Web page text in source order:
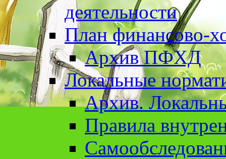
деятельности
План финансово-
Архив ПФХД
Локальные
Архив.
Правила